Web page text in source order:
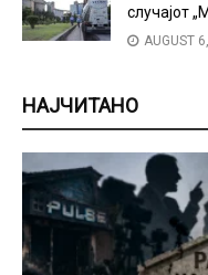
случајот
AUGUST
НАЈЧИТАНО